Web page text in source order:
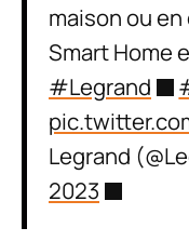
maison ou
Smart Home
#Legrand
Legrand
2023